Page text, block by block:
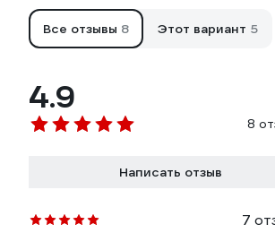
Все отзывы 8 Этот вариант 5
4.9
8
Написать отзыв
7